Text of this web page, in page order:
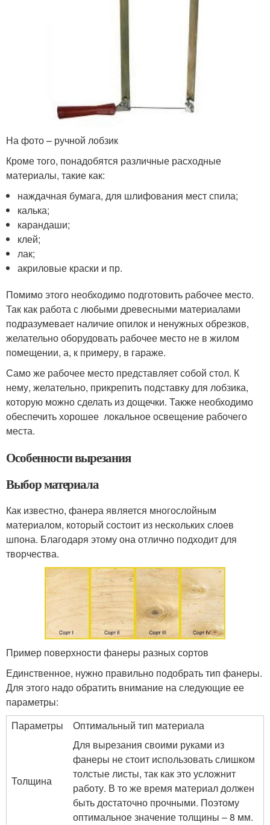
На фото – ручной лобзик
Кроме того, понадобятся различные расходные
материалы, такие как:
наждачная бумага, для шлифования мест спила;
калька;
карандаши;
клей;
лак;
акриловые краски и пр.
Помимо этого необходимо подготовить рабочее место.
Так как работа с любыми древесными материалами
подразумевает наличие опилок и ненужных обрезков,
желательно оборудовать рабочее место не в жилом
помещении, а, к примеру, в гараже.
Само же рабочее место представляет собой стол. К
нему, желательно, прикрепить подставку для лобзика,
которую можно сделать из дощечки. Также необходимо
обеспечить хорошее локальное освещение рабочего
места.
Особенности вырезания
Выбор материала
Как известно, фанера является многослойным
материалом, который состоит из нескольких слоев
шпона. Благодаря этому она отлично подходит для
творчества.
Пример поверхности фанеры разных сортов
Единственное, нужно правильно подобрать тип фанеры.
Для этого надо обратить внимание на следующие ее
параметры:
Параметры
Оптимальный тип материала
Толщина
Для вырезания своими руками из
фанеры не стоит использовать слишком
толстые листы, так как это усложнит
работу. В то же время материал должен
быть достаточно прочными. Поэтому
оптимальное значение толщины – 8 мм.